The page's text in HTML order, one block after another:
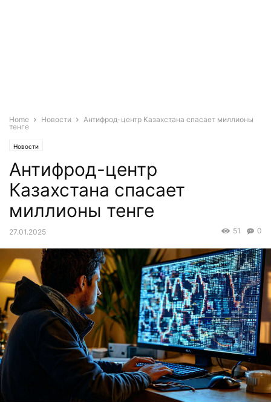
Home Новости
Антифрод-центр Казахстана спасает миллионы
тенге
Новости
Антифрод-центр
Казахстана спасает
миллионы тенге
27.01.2025 0
51